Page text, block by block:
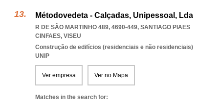
Métodovedeta - Calçadas, Unipessoal, Lda
R DE SÃO MARTINHO 489, 4690-449, SANTIAGO PIAES
CINFAES, VISEU
Construção de edifícios (residenciais e não residenciais)
UNIP
Ver empresa Ver no Mapa
Matches in the search for: